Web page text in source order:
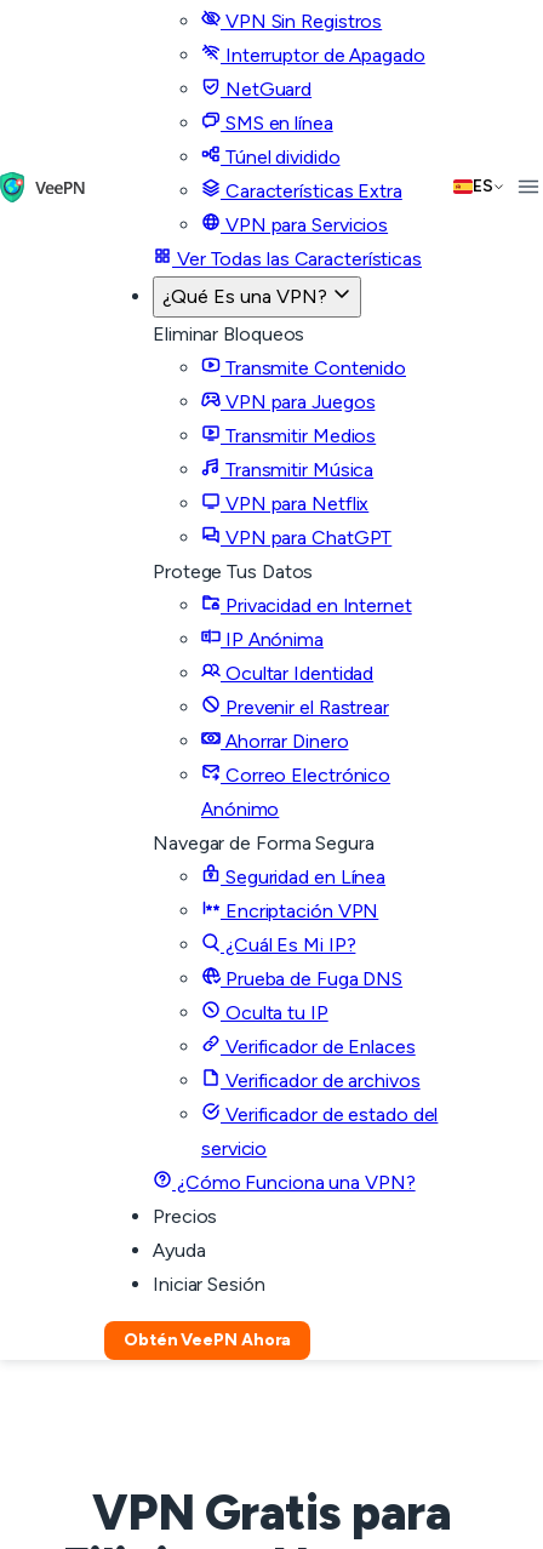
VPN Sin Registros
Interruptor de Apagado
NetGuard
SMS en línea
Túnel dividido
Características Extra
VPN para Servicios
Ver Todas las Características
¿Qué Es una VPN?
Eliminar Bloqueos
Transmite Contenido
VPN para Juegos
Transmitir Medios
Transmitir Música
VPN para Netflix
VPN para ChatGPT
Protege Tus Datos
Privacidad en Internet
IP Anónima
Ocultar Identidad
Prevenir el Rastrear
Ahorrar Dinero
Correo Electrónico
Anónimo
Navegar de Forma Segura
Seguridad en Línea
Encriptación VPN
¿Cuál Es Mi IP?
Prueba de Fuga DNS
Oculta tu IP
Verificador de Enlaces
Verificador de archivos
Verificador de estado del
servicio
¿Cómo Funciona una VPN?
Precios
Ayuda
Iniciar Sesión
Obtén VeePN Ahora
ES
VPN Gratis para